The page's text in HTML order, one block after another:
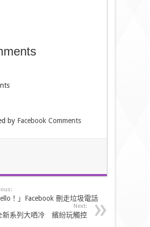
by Facebook Comments
！」Facebook 刪走垃圾電話
Next:
新系列大哂冷 繽紛玩觸控